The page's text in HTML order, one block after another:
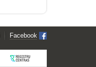
Facebook